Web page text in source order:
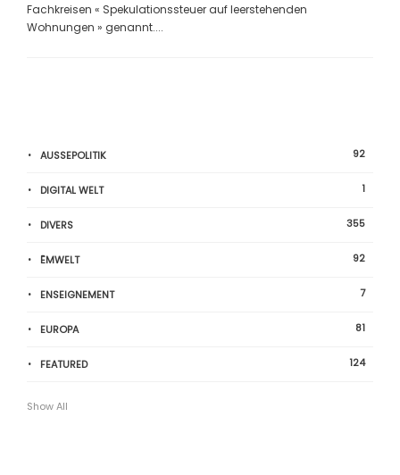
Fachkreisen « Spekulationssteuer auf leerstehenden
Wohnungen » genannt....
AUSSEPOLITIK 92
DIGITAL WELT 1
DIVERS 355
ËMWELT 92
ENSEIGNEMENT 7
EUROPA 81
FEATURED 124
Show All